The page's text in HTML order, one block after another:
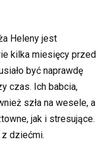
Heleny jest
kilka miesięcy przed
być naprawdę
czas. Ich babcia,
szła na wesele, a
jak i stresujące.
dziećmi.